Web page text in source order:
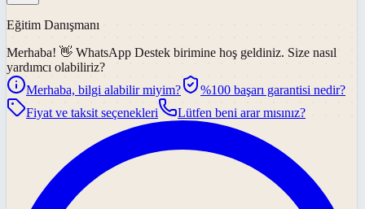
Eğitim Danışmanı
Merhaba! 👋 WhatsApp Destek birimine hoş geldiniz. Size nasıl
yardımcı olabiliriz?
Merhaba, bilgi alabilir miyim?
%100 başarı garantisi nedir?
Fiyat ve taksit seçenekleri
Lütfen beni arar mısınız?